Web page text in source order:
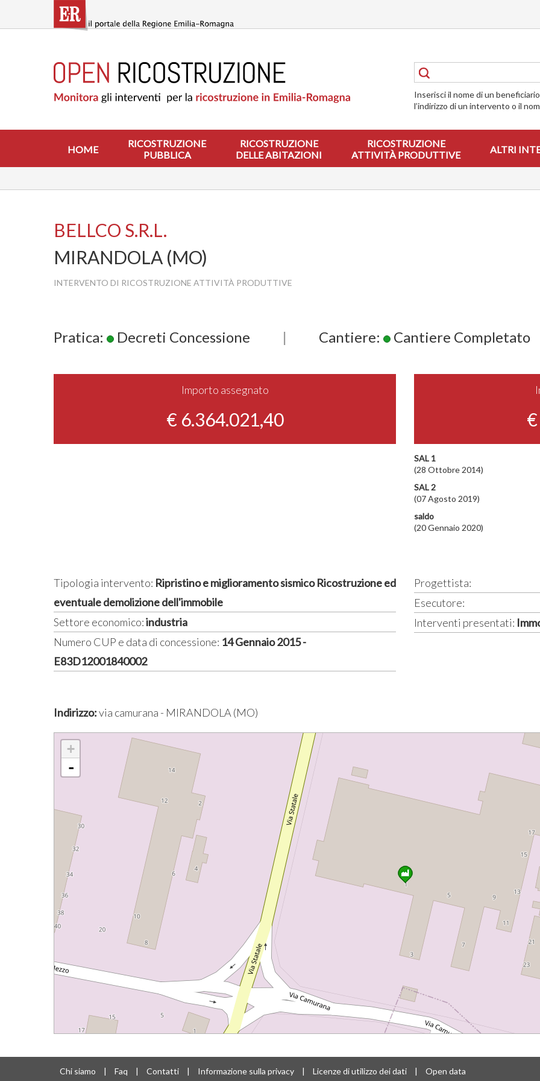
contenuto
RICOSTRUZIONE
PUBBLICA
ABITAZIONI
RICOSTRUZIONE
ATTIVITÀ
INTERVIENE
Inserisci il nome di un
l’indirizzo di un intervento o il
HOME
RICOSTRUZIONE
PUBBLICA
RICOSTRUZIONE
DELLE ABITAZIONI
RICOSTRUZIONE
ATTIVITÀ PRODUTTIVE
ALTRI
BELLCO S.R.L.
MIRANDOLA (MO)
INTERVENTO DI RICOSTRUZIONE ATTIVITÀ PRODUTTIVE
Pratica: Decreti Concessione | Cantiere: Cantiere Completato
Importo assegnato
€ 6.364.021,40
SAL 1
(28 Ottobre 2014)
SAL 2
(07 Agosto 2019)
saldo
(20 Gennaio 2020)
Tipologia intervento: Ripristino e miglioramento sismico Ricostruzione ed
eventuale demolizione dell'immobile
Settore economico:industria
Numero CUP e data di concessione: 14 Gennaio 2015 -
E83D12001840002
Progettista:
Esecutore:
Interventi presentati:
Indirizzo:via camurana - MIRANDOLA (MO)
+
-
Chi siamo | Faq | Contatti | Informazione sulla privacy | Licenze di utilizzo dei dati | Open data